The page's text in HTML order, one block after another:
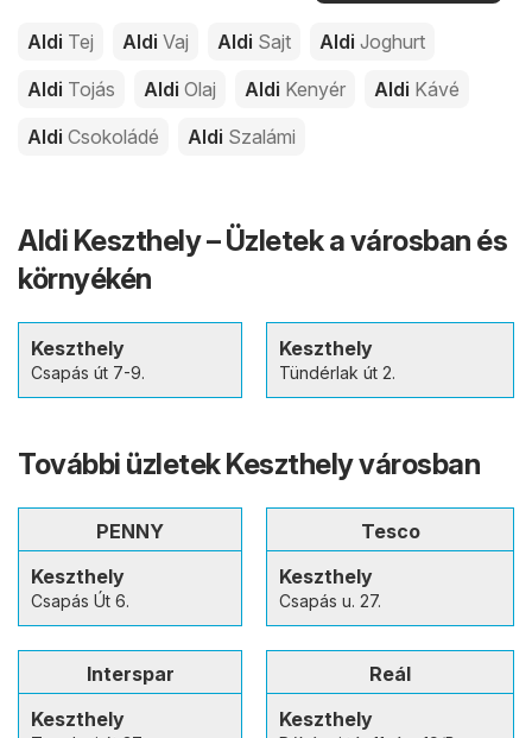
Aldi Tej Aldi Vaj Aldi Sajt Aldi Joghurt
Aldi Tojás Aldi Olaj Aldi Kenyér Aldi Kávé
Aldi Csokoládé Aldi Szalámi
Aldi Keszthely – Üzletek a városban és
környékén
Keszthely
Csapás út 7-9.
Keszthely
Tündérlak út 2.
További üzletek Keszthely városban
PENNY
Keszthely
Csapás Út 6.
Tesco
Keszthely
Csapás u. 27.
Interspar
Keszthely
Reál
Keszthely